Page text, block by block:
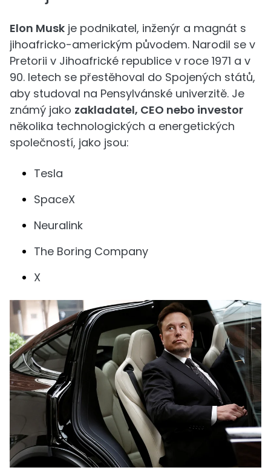
Elon Musk je podnikatel, inženýr a magnát s
jihoafricko-americkým původem. Narodil se v
Pretorii v Jihoafrické republice v roce 1971 a v
90. letech se přestěhoval do Spojených států,
aby studoval na Pensylvánské univerzitě. Je
známý jako zakladatel, CEO nebo investor
několika technologických a energetických
společností, jako jsou:
Tesla
SpaceX
Neuralink
The Boring Company
X